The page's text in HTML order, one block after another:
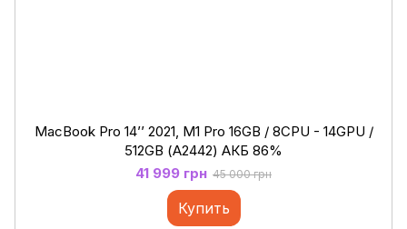
MacBook Pro 14’’ 2021, M1 Pro 16GB / 8CPU - 14GPU /
512GB (А2442) АКБ 86%
41 999 грн 45 000 грн
Купить